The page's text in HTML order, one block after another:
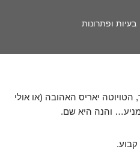
בעיות ופתרונות
יאריס האהובה (או אולי
והנה היא שם.